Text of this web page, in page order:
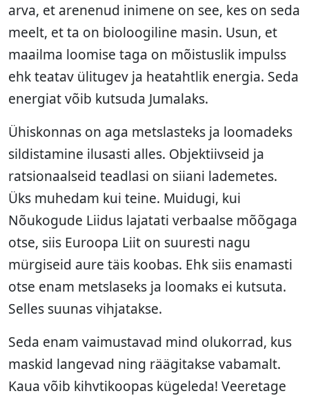
arva, et arenenud inimene on see, kes on seda
meelt, et ta on bioloogiline masin. Usun, et
maailma loomise taga on mõistuslik impulss
ehk teatav ülitugev ja heatahtlik energia. Seda
energiat võib kutsuda Jumalaks.
Ühiskonnas on aga metslasteks ja loomadeks
sildistamine ilusasti alles. Objektiivseid ja
ratsionaalseid teadlasi on siiani lademetes.
Üks muhedam kui teine. Muidugi, kui
Nõukogude Liidus lajatati verbaalse mõõgaga
otse, siis Euroopa Liit on suuresti nagu
mürgiseid aure täis koobas. Ehk siis enamasti
otse enam metslaseks ja loomaks ei kutsuta.
Selles suunas vihjatakse.
Seda enam vaimustavad mind olukorrad, kus
maskid langevad ning räägitakse vabamalt.
Kaua võib kihvtikoopas kügeleda! Veeretage